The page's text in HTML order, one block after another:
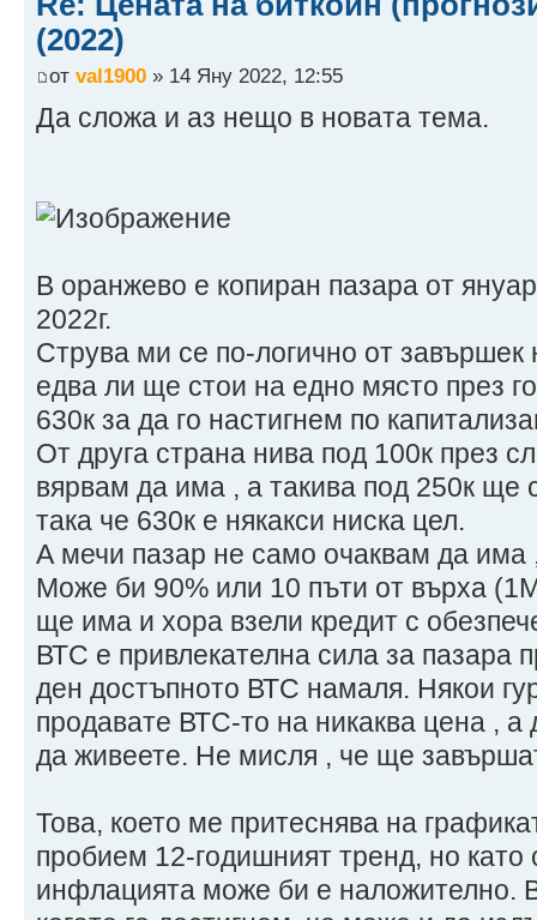
(2022)
от val1900 » 14 Яну 2022, 12:55
Да сложа и аз нещо в новата тема.
В оранжево е копиран пазара от
2022г.
Струва ми се по-логично от завършек
едва ли ще стои на едно място през
630к за да го настигнем по
От друга страна нива под 100к през
вярвам да има , а такива под 250к ще
така че 630к е някакси ниска цел.
А мечи пазар не само очаквам да има
Може би 90% или 10 пъти от върха
ще има и хора взели кредит с
ВТС е привлекателна сила за пазара
ден достъпното ВТС намаля. Някои
продавате ВТС-то на никаква цена , а
да живеете. Не мисля , че ще
Това, което ме притеснява на
пробием 12-годишният тренд, но като
инфлацията може би е наложително.